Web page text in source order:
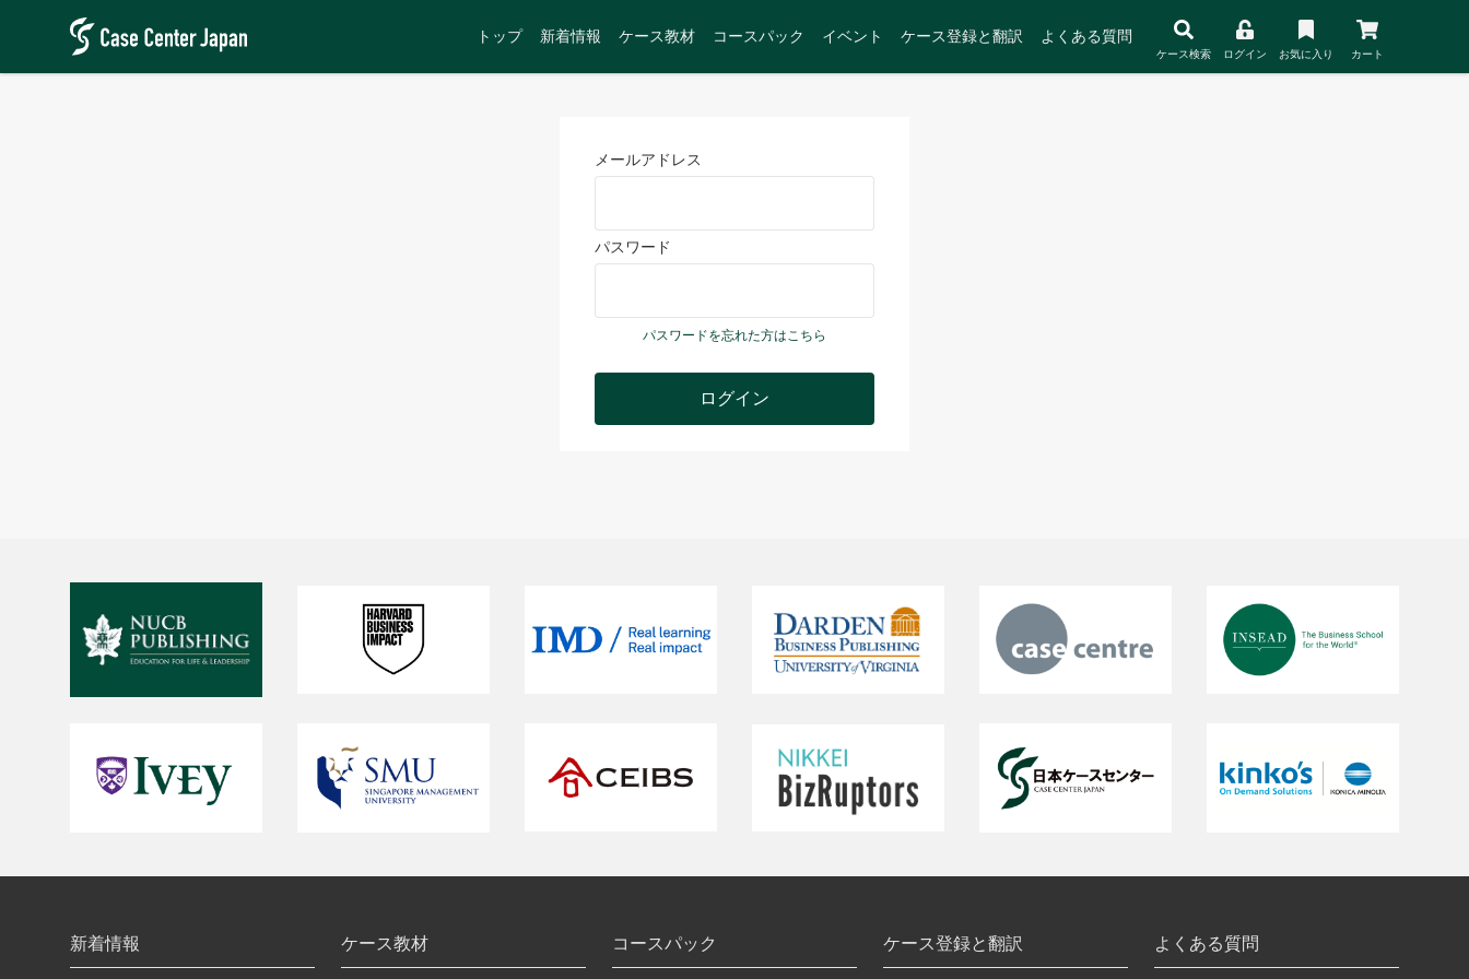
トップ 新着情報 ケース教材 コースパック イベント ケース登録と翻訳 よくある質問
ケース検索 ログイン お気に入り カート
メールアドレス
パスワード
パスワードを忘れた方はこちら
ログイン
新着情報 ケース教材 コースパック ケース登録と翻訳 よくある質問